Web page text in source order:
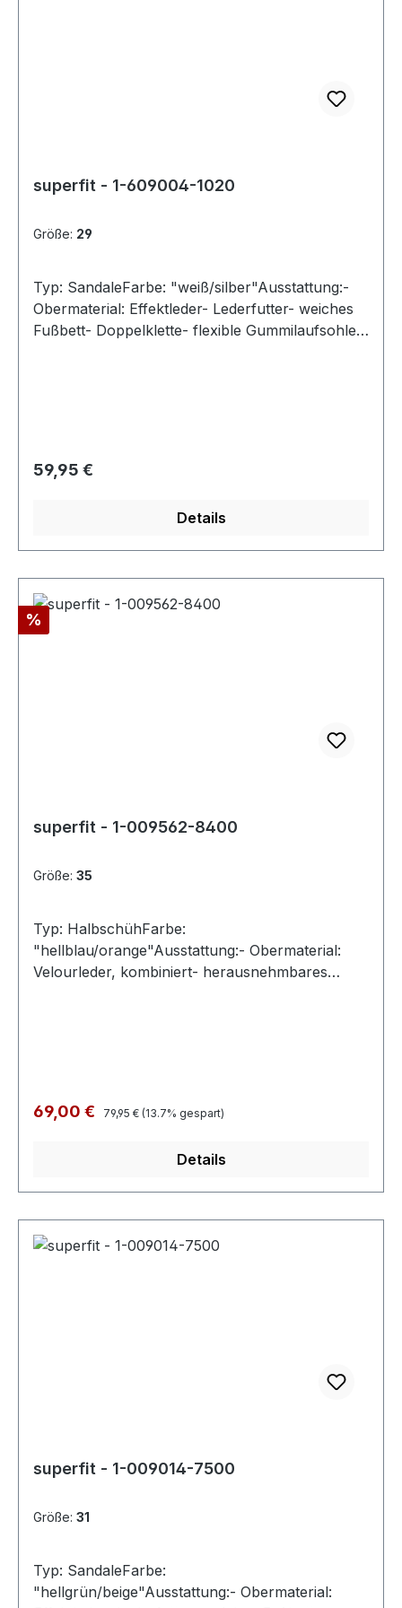
superfit - 1-609004-1020
Größe: 29
Typ: SandaleFarbe: "weiß/silber"Ausstattung:-
Obermaterial: Effektleder- Lederfutter- weiches
Fußbett- Doppelklette- flexible Gummilaufsohle-
Regulärer Preis:
59,95 €
Details
Rabatt
%
superfit - 1-009562-8400
Größe: 35
Typ: HalbschühFarbe:
"hellblau/orange"Ausstattung:- Obermaterial:
Velourleder, kombiniert- herausnehmbares
Verkaufspreis:
69,00 € Regulärer Preis:
79,95 € (13.7% gespart)
Details
superfit - 1-009014-7500
Größe: 31
Typ: SandaleFarbe:
"hellgrün/beige"Ausstattung:- Obermaterial: